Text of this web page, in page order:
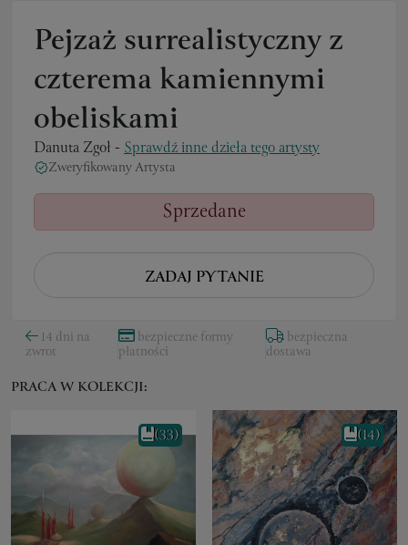
Pejzaż surrealistyczny z
czterema kamiennymi
obeliskami
Danuta Zgoł - Sprawdź inne dzieła tego artysty
Zweryfikowany Artysta
Sprzedane
ZADAJ PYTANIE
14 dni na
zwrot
bezpieczne formy
płatności
bezpieczna
dostawa
PRACA W KOLEKCJI:
(33) (14)